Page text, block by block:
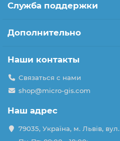
Служба поддержки
Дополнительно
Наши контакты
Связаться с нами
shop@micro-gis.com
Наш адрес
79035, Україна, м. Львів,